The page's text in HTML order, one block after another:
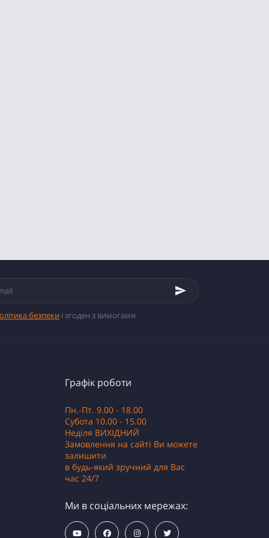
безпеки і згоден з вимогами
Графік роботи
Пн.-Пт. 9.00 - 18.00
Субота 10.00 - 15.00
Неділя ВИХІДНИЙ
Замовлення на сайті Ви можете
залишити
в будь-який зручний для Вас
час 24/7
Ми в соціальних мережах: